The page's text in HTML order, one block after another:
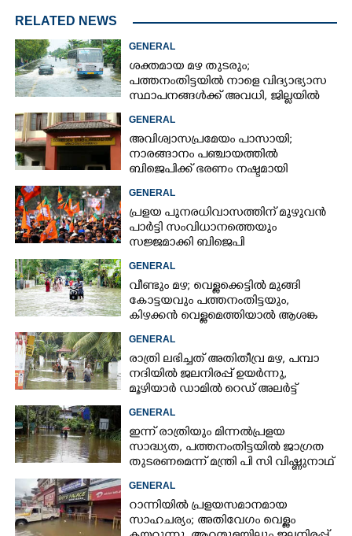
RELATED NEWS
GENERAL
ശക്തമായ മഴ തുടരും;
പത്തനംതിട്ടയിൽ നാളെ വിദ്യാഭ്യാസ
സ്ഥാപനങ്ങൾക്ക് അവധി,​ ജില്ലയിൽ
GENERAL
അവിശ്വാസപ്രമേയം പാസായി;
നാരങ്ങാനം പഞ്ചായത്തിൽ
ബിജെപിക്ക് ഭരണം നഷ്ടമായി
GENERAL
പ്രളയ പുനരധിവാസത്തിന് മുഴുവൻ
പാർട്ടി സംവിധാനത്തെയും
സജ്ജമാക്കി ബിജെപി
GENERAL
വീണ്ടും മഴ; വെള്ളക്കെട്ടിൽ മുങ്ങി
കോട്ടയവും പത്തനംതിട്ടയും,
കിഴക്കൻ വെള്ളമെത്തിയാൽ ആശങ്ക
GENERAL
രാത്രി ലഭിച്ചത് അതിതീവ്ര മഴ, പമ്പാ
നദിയിൽ ജലനിരപ്പ് ഉയർന്നു,
മൂഴിയാർ ഡാമിൽ റെഡ് അലർട്ട്
GENERAL
ഇന്ന് രാത്രിയും മിന്നൽപ്രളയ
സാദ്ധ്യത,​ പത്തനംതിട്ടയിൽ ജാഗ്രത
തുടരണമെന്ന് മന്ത്രി പി സി വിഷ്ണുനാഥ്
GENERAL
റാന്നിയിൽ പ്രളയസമാനമായ
സാഹചര്യം; അതിവേഗം വെള്ളം